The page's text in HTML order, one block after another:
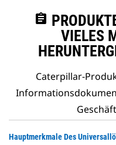
assignment
VIELES
Caterpillar-
Hauptmerkmale Des